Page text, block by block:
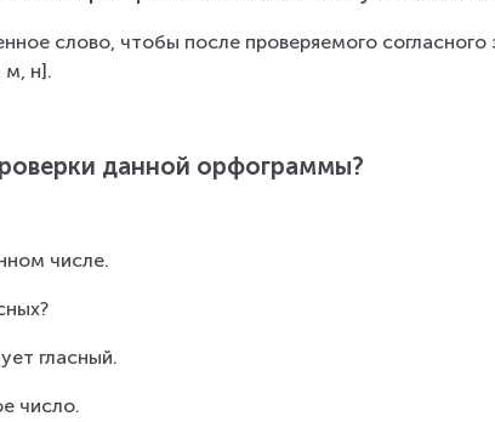
слово, чтобы после проверяемого согласного
м, н].
данной орфограммы?
числе.
гласный.
число.